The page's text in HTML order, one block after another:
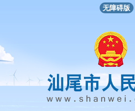
无障碍版